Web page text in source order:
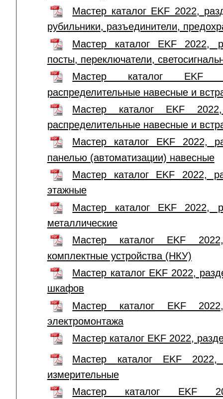
Мастер каталог EKF 2022,
рубильники, разъединители,
Мастер каталог EKF 2022,
посты, переключатели,
Мастер каталог EKF
распределительные навесные и
Мастер каталог EKF
распределительные навесные и
Мастер каталог EKF 2022,
панелью (автоматизации) навесные
Мастер каталог EKF 2022,
этажные
Мастер каталог EKF 2022,
металлические
Мастер каталог EKF
комплектные устройства (НКУ)
Мастер каталог EKF 2022,
шкафов
Мастер каталог EKF
электромонтажа
Мастер каталог EKF 2022,
Мастер каталог EKF 2022,
измерительные
Мастер каталог EKF